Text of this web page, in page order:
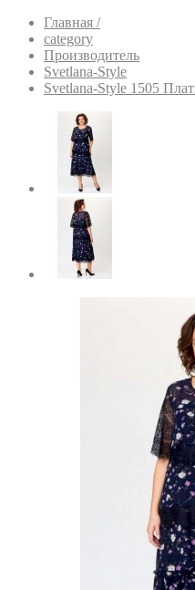
Главная /
category
Производитель
Svetlana-Style
Svetlana-Style 1505